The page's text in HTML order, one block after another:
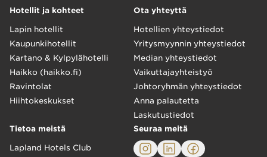
Hotellit ja kohteet
Lapin hotellit
Kaupunkihotellit
Kartano & Kylpylähotelli
Haikko (haikko.fi)
Ravintolat
Hiihtokeskukset
Ota yhteyttä
Hotellien yhteystiedot
Yritysmyynnin yhteystiedot
Median yhteystiedot
Vaikuttajayhteistyö
Johtoryhmän yhteystiedot
Anna palautetta
Laskutustiedot
Tietoa meistä
Lapland Hotels Club
Seuraa meitä